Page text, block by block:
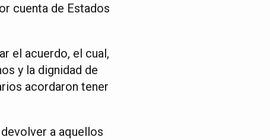
cuenta de Estados
el acuerdo, el cual,
y la dignidad de
acordaron tener
a aquellos